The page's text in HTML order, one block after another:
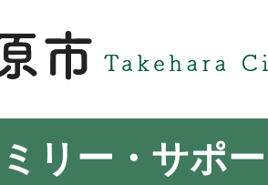
リー・サポ